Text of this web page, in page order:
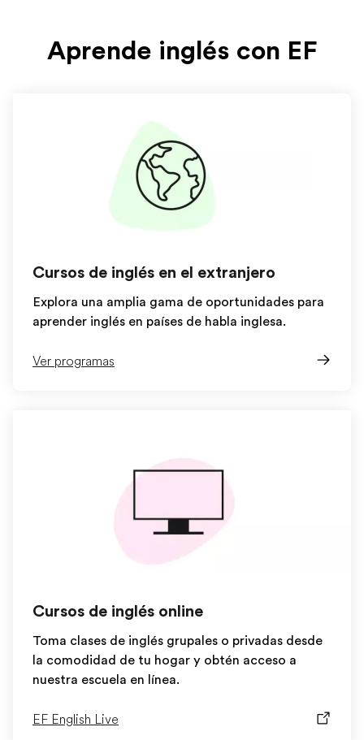
Aprende inglés con EF
Cursos de inglés en el extranjero
Explora una amplia gama de oportunidades para
aprender inglés en países de habla inglesa.
Ver programas
Cursos de inglés online
Toma clases de inglés grupales o privadas desde
la comodidad de tu hogar y obtén acceso a
nuestra escuela en línea.
EF English Live